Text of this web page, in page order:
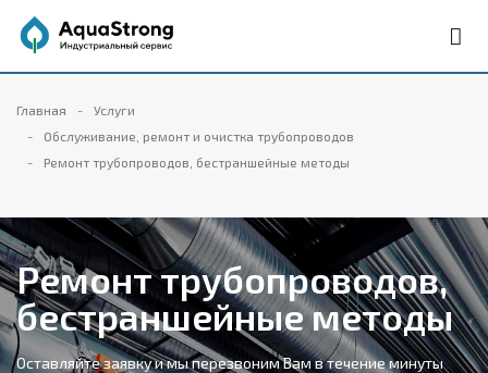
Главная
Услуги
Обслуживание, ремонт и очистка трубопроводов
Ремонт трубопроводов, бестраншейные методы
Ремонт трубопроводов,
бестраншейные методы
Оставляйте заявку и мы перезвоним Вам в течение минуты